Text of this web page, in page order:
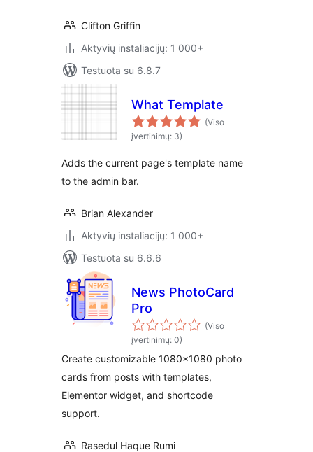
Clifton Griffin
Aktyvių instaliacijų: 1 000+
Testuota su 6.8.7
What Template
(Viso
įvertinimų: 3)
Adds the current page's template name
to the admin bar.
Brian Alexander
Aktyvių instaliacijų: 1 000+
Testuota su 6.6.6
News PhotoCard
Pro
(Viso
įvertinimų: 0)
Create customizable 1080×1080 photo
cards from posts with templates,
Elementor widget, and shortcode
support.
Rasedul Haque Rumi